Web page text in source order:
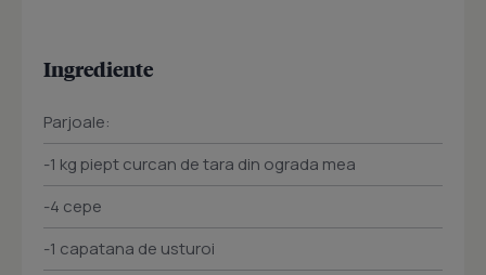
Ingrediente
Parjoale:
-1 kg piept curcan de tara din ograda mea
-4 cepe
-1 capatana de usturoi